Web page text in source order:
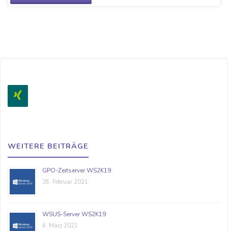
WEITERE BEITRÄGE
GPO-Zeitserver WS2K19
28. Februar 2021
WSUS-Server WS2K19
6. März 2021